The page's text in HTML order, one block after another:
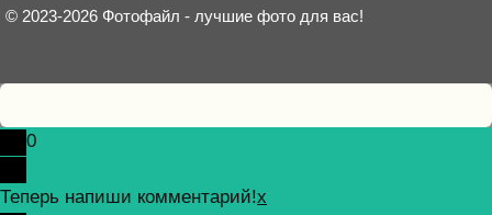
© 2023-2026 Фотофайл - лучшие фото для вас!
0
Теперь напиши комментарий!x